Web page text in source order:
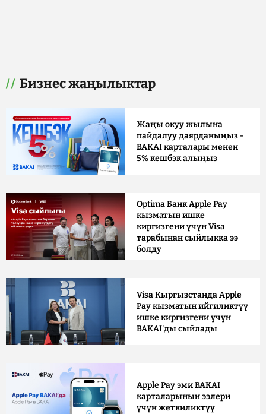
Бизнес жаңылыктар
Жаңы окуу жылына
пайдалуу даярданыңыз -
BAKAI карталары менен
5% кешбэк алыңыз
Optima Банк Apple Pay
кызматын ишке
киргизгени үчүн Visa
тарабынан сыйлыкка ээ
болду
Visa Кыргызстанда Apple
Pay кызматын ийгиликтүү
ишке киргизгени үчүн
BAKAI'ды сыйлады
Apple Pay эми BAKAI
карталарынын ээлери
үчүн жеткиликтүү